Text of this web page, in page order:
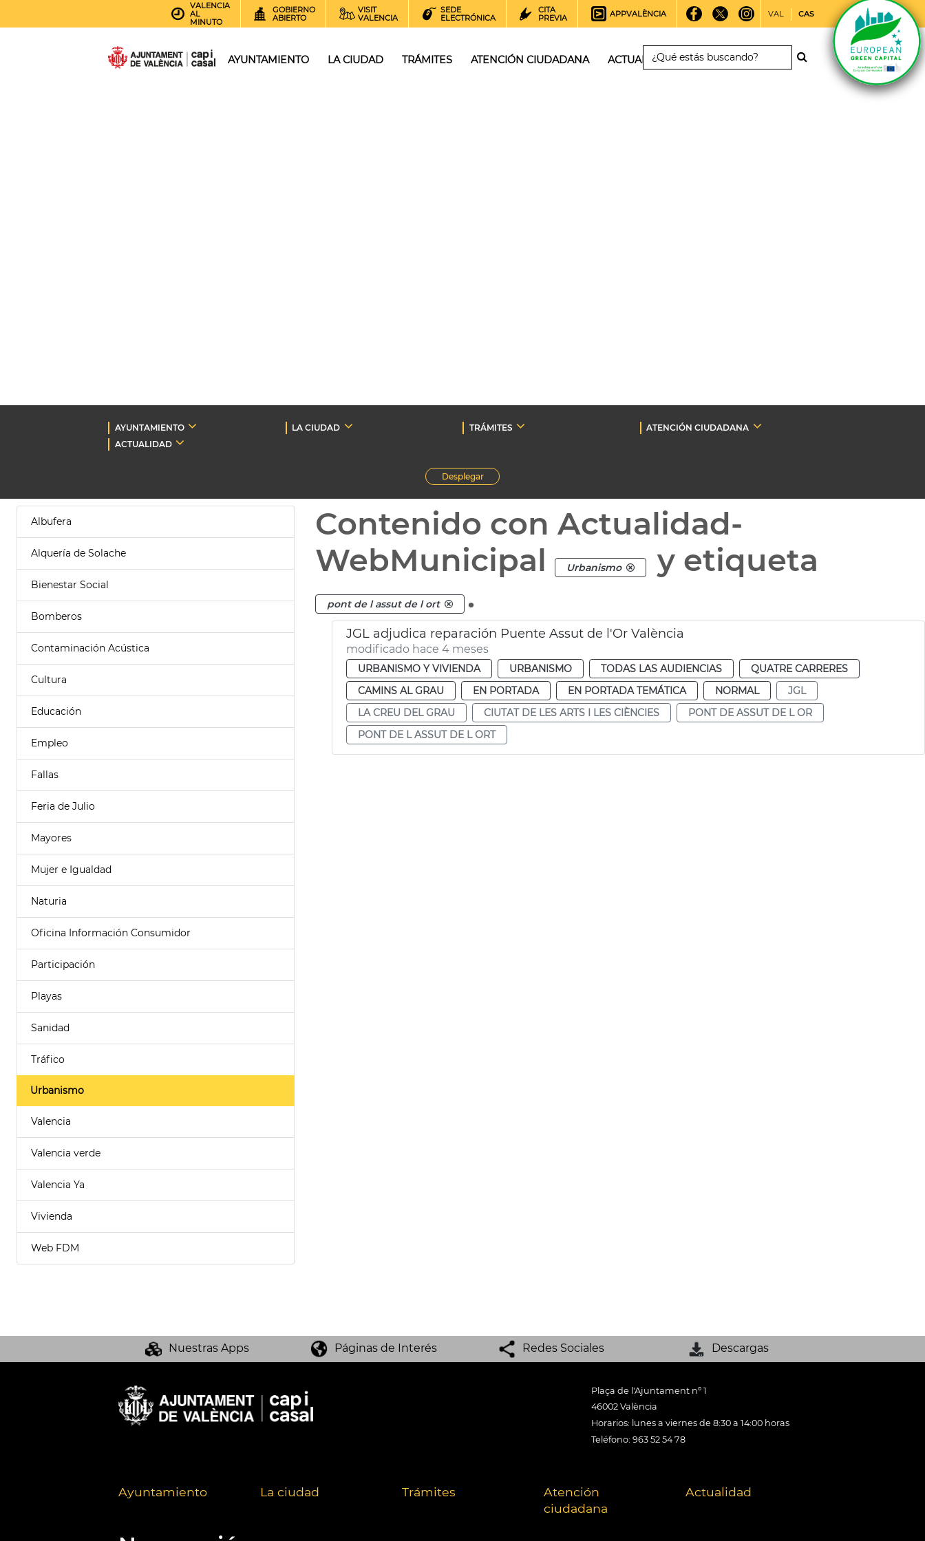
VALENCIA
AL
MINUTO
GOBIERNO
ABIERTO
VISIT
VALENCIA
SEDE
ELECTRÓNICA
CITA
PREVIA
APPVALÈNCIA VAL CAS
AYUNTAMIENTO LA CIUDAD TRÁMITES ATENCIÓN CIUDADANA ACTUALIDAD
AYUNTAMIENTO LA CIUDAD TRÁMITES
ATENCIÓN CIUDADANA
ACTUALIDAD
Desplegar
Albufera
Alquería de Solache
Bienestar Social
Bomberos
Contaminación Acústica
Cultura
Educación
Empleo
Fallas
Feria de Julio
Mayores
Mujer e Igualdad
Naturia
Oficina Información Consumidor
Participación
Playas
Sanidad
Tráfico
Urbanismo
Valencia
Valencia verde
Valencia Ya
Vivienda
Web FDM
Contenido con Actualidad-
WebMunicipal
Urbanismo y etiqueta
pont de l assut de l ort .
JGL adjudica reparación Puente Assut de l'Or València
modificado hace 4 meses
URBANISMO Y VIVIENDA URBANISMO TODAS LAS AUDIENCIAS
QUATRE CARRERES
CAMINS AL GRAU
EN PORTADA EN PORTADA TEMÁTICA NORMAL
JGL
LA CREU DEL GRAU
CIUTAT DE LES ARTS I LES CIÈNCIES
PONT DE ASSUT DE L OR
PONT DE L ASSUT DE L ORT
Nuestras Apps Páginas de Interés Redes Sociales Descargas
Plaça de l'Ajuntament nº 1
46002 València
Horarios: lunes a viernes de 8:30 a 14:00 horas
Teléfono: 963 52 54 78
Ayuntamiento La ciudad Trámites
Atención
ciudadana
Actualidad